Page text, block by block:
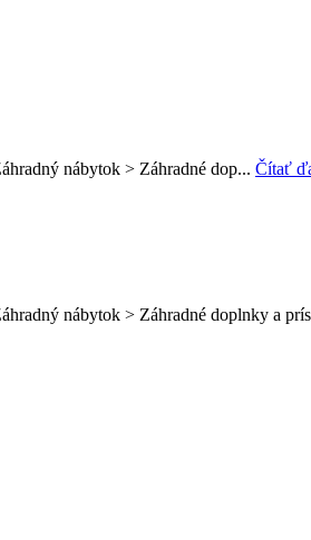
nábytok > Záhradné dop... Čítať
nábytok > Záhradné doplnky a